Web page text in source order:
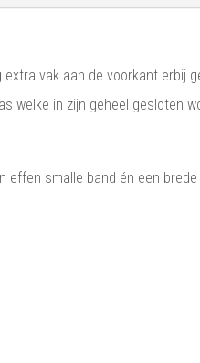
vak aan de voorkant erbij
welke in zijn geheel gesloten
smalle band én een